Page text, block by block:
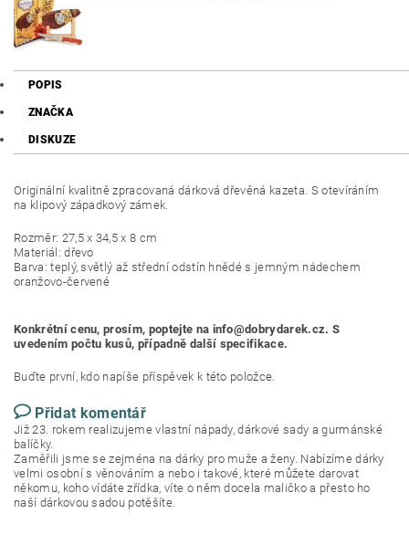
POPIS
ZNAČKA
DISKUZE
Originální kvalitně zpracovaná dárková dřevěná kazeta. S otevíráním
na klipový západkový zámek.
Rozměr: 27,5 x 34,5 x 8 cm
Materiál: dřevo
Barva: teplý, světlý až střední odstín hnědé s jemným nádechem
oranžovo-červené
Konkrétní cenu, prosím, poptejte na info@dobrydarek.cz. S
uvedením počtu kusů, případně další specifikace.
Buďte první, kdo napíše příspěvek k této položce.
Přidat komentář
Již 23. rokem realizujeme vlastní nápady, dárkové sady a gurmánské
balíčky.
Zaměřili jsme se zejména na dárky pro muže a ženy. Nabízíme dárky
velmi osobní s věnováním a nebo i takové, které můžete darovat
někomu, koho vídáte zřídka, víte o něm docela maličko a přesto ho
naší dárkovou sadou potěšíte.